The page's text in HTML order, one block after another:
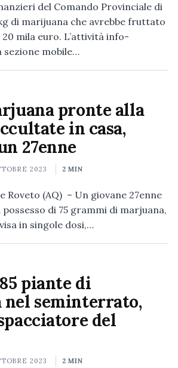
del Comando Provinciale di
di marijuana che avrebbe fruttato
mila euro. L’attività info-
sezione mobile…
pronte alla
in casa,
27enne
2023 2 MIN
Roveto (AQ) – Un giovane 27enne
di 75 grammi di marjuana,
in singole dosi,…
piante di
seminterrato,
del
2023 2 MIN